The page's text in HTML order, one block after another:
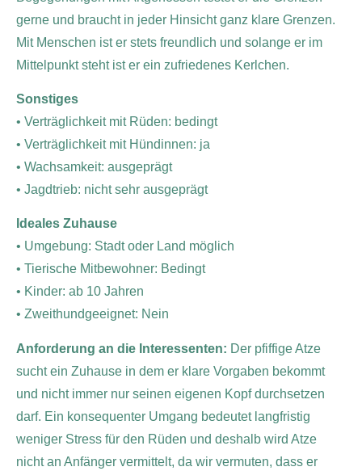
gerne und braucht in jeder Hinsicht ganz klare Grenzen.
Mit Menschen ist er stets freundlich und solange er im
Mittelpunkt steht ist er ein zufriedenes Kerlchen.
Sonstiges
• Verträglichkeit mit Rüden: bedingt
• Verträglichkeit mit Hündinnen: ja
• Wachsamkeit: ausgeprägt
• Jagdtrieb: nicht sehr ausgeprägt
Ideales Zuhause
• Umgebung: Stadt oder Land möglich
• Tierische Mitbewohner: Bedingt
• Kinder: ab 10 Jahren
• Zweithundgeeignet: Nein
Anforderung an die Interessenten: Der pfiffige Atze
sucht ein Zuhause in dem er klare Vorgaben bekommt
und nicht immer nur seinen eigenen Kopf durchsetzen
darf. Ein konsequenter Umgang bedeutet langfristig
weniger Stress für den Rüden und deshalb wird Atze
nicht an Anfänger vermittelt, da wir vermuten, dass er